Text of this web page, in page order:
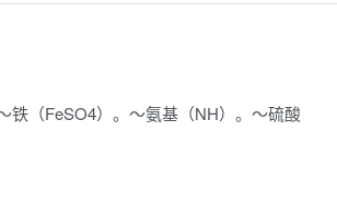
铁（FeSO4）。～氨基（NH）。～硫酸